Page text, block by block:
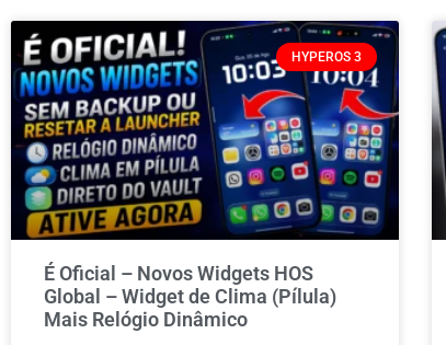
HYPEROS 3
É Oficial – Novos Widgets HOS
Global – Widget de Clima (Pílula)
Mais Relógio Dinâmico